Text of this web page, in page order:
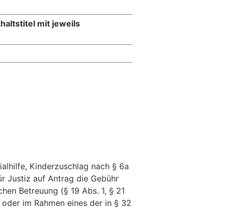
mit jeweils
Kinderzuschlag nach § 6a
Justiz auf Antrag die Gebühr
Betreuung (§ 19 Abs. 1, § 21
im Rahmen eines der in § 32